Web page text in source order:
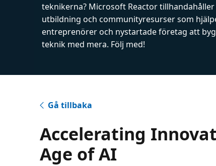
teknikerna? Microsoft Reactor tillhandahåller
utbildning och communityresurser som
entreprenörer och nystartade företag att
teknik med mera. Följ med!
Gå tillbaka
Accelerating
Age of AI